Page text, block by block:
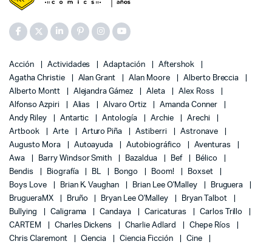
Acción Actividades Adaptación
Aftershok
Agatha Christie
Alan Grant Alan Moore
Alberto Breccia
Alberto Montt
Alejandra Gámez Aleta
Alex Ross
Alfonso Azpiri
Alias Alvaro Ortiz
Amanda Conner
Andy Riley
Antartic Antología Archie
Arechi
Artbook
Arte Arturo Piña Astiberri
Astronave
Augusto Mora
Autoayuda Autobiográfico
Aventuras
Awa
Barry Windsor Smith Bazaldua Bef
Bélico
Bendis
Biografía BL Bongo Boom!
Boxset
Boys Love
Brian K. Vaughan Brian Lee O'Malley
Bruguera
BrugueraMX
Bruño Bryan Lee O'Malley
Bryan Talbot
Bullying
Caligrama Candaya Caricaturas
Carlos Trillo
CARTEM
Charles Dickens Charlie Adlard
Chepe Ríos
Chris Claremont
Ciencia Ciencia Ficción
Cine